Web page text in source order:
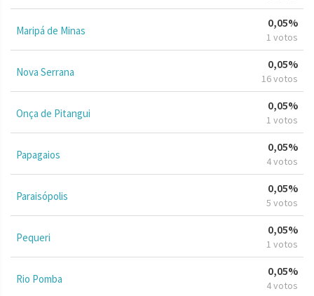
Maripá de Minas
0,05%
1 votos
Nova Serrana
0,05%
16 votos
Onça de Pitangui
0,05%
1 votos
Papagaios
0,05%
4 votos
Paraisópolis
0,05%
5 votos
Pequeri
0,05%
1 votos
Rio Pomba
0,05%
4 votos